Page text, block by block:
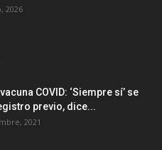
2026
COVID: ‘Siempre sí’ se
previo, dice...
2021